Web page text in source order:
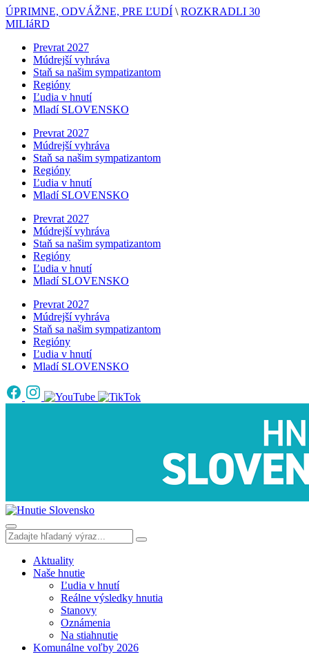
ÚPRIMNE, ODVÁŽNE, PRE ĽUDÍ \ ROZKRADLI 30
MILIáRD
Prevrat 2027
Múdrejší vyhráva
Staň sa našim sympatizantom
Regióny
Ľudia v hnutí
Mladí SLOVENSKO
Prevrat 2027
Múdrejší vyhráva
Staň sa našim sympatizantom
Regióny
Ľudia v hnutí
Mladí SLOVENSKO
Prevrat 2027
Múdrejší vyhráva
Staň sa našim sympatizantom
Regióny
Ľudia v hnutí
Mladí SLOVENSKO
Prevrat 2027
Múdrejší vyhráva
Staň sa našim sympatizantom
Regióny
Ľudia v hnutí
Mladí SLOVENSKO
Aktuality
Naše hnutie
Ľudia v hnutí
Reálne výsledky hnutia
Stanovy
Oznámenia
Na stiahnutie
Komunálne voľby 2026